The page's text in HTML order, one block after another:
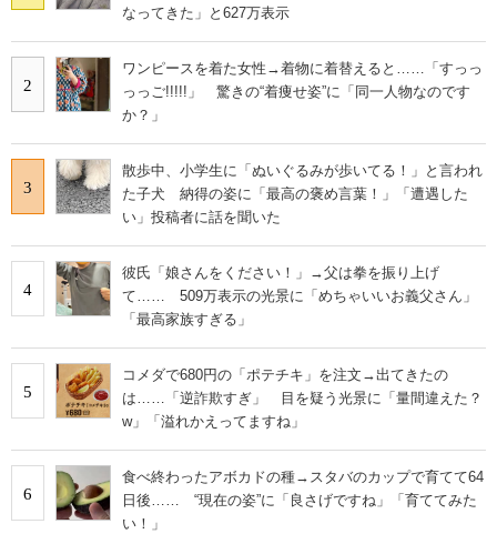
なってきた」と627万表示
2
ワンピースを着た女性→着物に着替えると……「すっっ
っっご!!!!!」 驚きの“着痩せ姿”に「同一人物なのです
か？」
3
散歩中、小学生に「ぬいぐるみが歩いてる！」と言われ
た子犬 納得の姿に「最高の褒め言葉！」「遭遇した
い」投稿者に話を聞いた
4
彼氏「娘さんをください！」→父は拳を振り上げ
て…… 509万表示の光景に「めちゃいいお義父さん」
「最高家族すぎる」
5
コメダで680円の「ポテチキ」を注文→出てきたの
は……「逆詐欺すぎ」 目を疑う光景に「量間違えた？
w」「溢れかえってますね」
6
食べ終わったアボカドの種→スタバのカップで育てて64
日後…… “現在の姿”に「良さげですね」「育ててみた
い！」